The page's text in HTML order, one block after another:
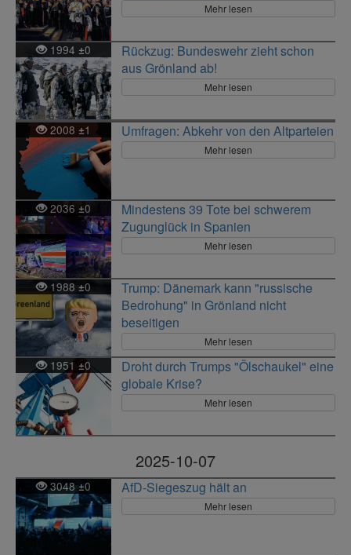
Mehr lesen
1994 ±0
Rückzug: Bundeswehr zieht schon
aus Grönland ab!
Mehr lesen
2008 ±1 Umfragen: Abkehr von den Altparteien
Mehr lesen
2036 ±0
Mindestens 39 Tote bei schwerem
Zugunglück in Spanien
Mehr lesen
1988±0
Trump: Dänemark kann "russische
Bedrohung" in Grönland nicht
beseitigen
Mehr lesen
1951 ±0
Droht durch Trumps "Ölschaukel" eine
globale Krise?
Mehr lesen
2025-10-07
3048 ±0 AfD-Siegeszug hält an
Mehr lesen